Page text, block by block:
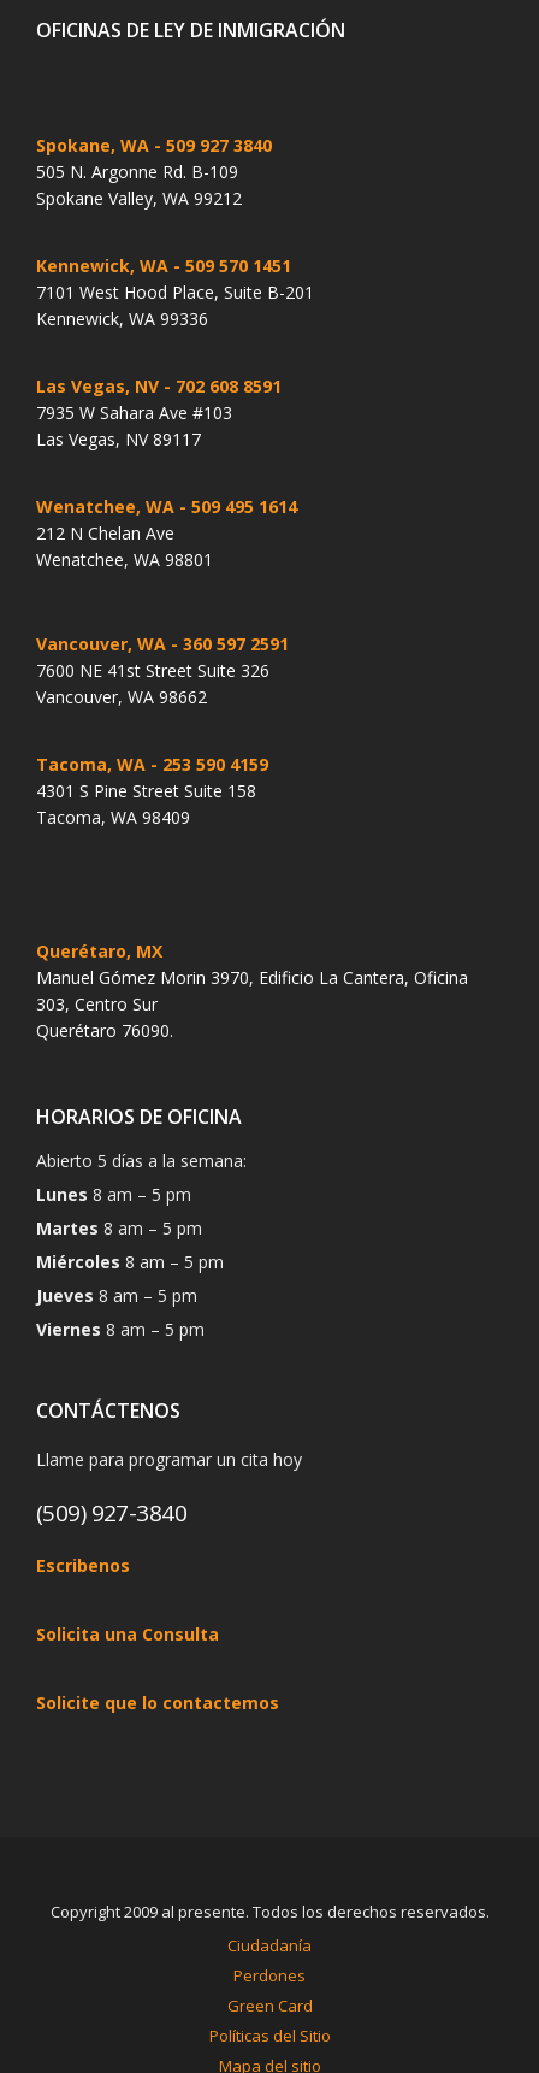
OFICINAS DE LEY DE INMIGRACIÓN
Spokane, WA - 509 927 3840
505 N. Argonne Rd. B-109
Spokane Valley, WA 99212
Kennewick, WA - 509 570 1451
7101 West Hood Place, Suite B-201
Kennewick, WA 99336
Las Vegas, NV - 702 608 8591
7935 W Sahara Ave #103
Las Vegas, NV 89117
Wenatchee, WA - 509 495 1614
212 N Chelan Ave
Wenatchee, WA 98801
Vancouver, WA - 360 597 2591
7600 NE 41st Street Suite 326
Vancouver, WA 98662
Tacoma, WA - 253 590 4159
4301 S Pine Street Suite 158
Tacoma, WA 98409
Querétaro, MX
Manuel Gómez Morin 3970, Edificio La Cantera, Oficina
303, Centro Sur
Querétaro 76090.
HORARIOS DE OFICINA
Abierto 5 días a la semana:
Lunes 8 am – 5 pm
Martes 8 am – 5 pm
Miércoles 8 am – 5 pm
Jueves 8 am – 5 pm
Viernes 8 am – 5 pm
CONTÁCTENOS
Llame para programar un cita hoy
(509) 927-3840
Escribenos
Solicita una Consulta
Solicite que lo contactemos
Copyright 2009 al presente. Todos los derechos reservados.
Ciudadanía
Perdones
Green Card
Políticas del Sitio
Mapa del sitio